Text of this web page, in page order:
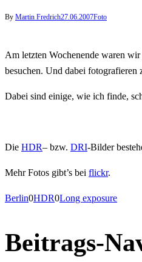
By Martin Fredrich27.06.2007Foto
Am letzten Wochenende waren
besuchen. Und dabei
Dabei sind einige, wie ich finde,
Die HDR– bzw. DRI-Bilder
Mehr Fotos gibt’s bei flickr.
Berlin0HDR0Long exposure
Beitrags-